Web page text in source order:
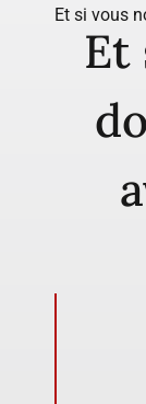
Et si vous
Et